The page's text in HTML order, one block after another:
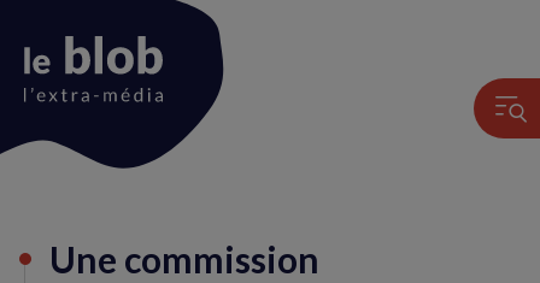
du
Une commission